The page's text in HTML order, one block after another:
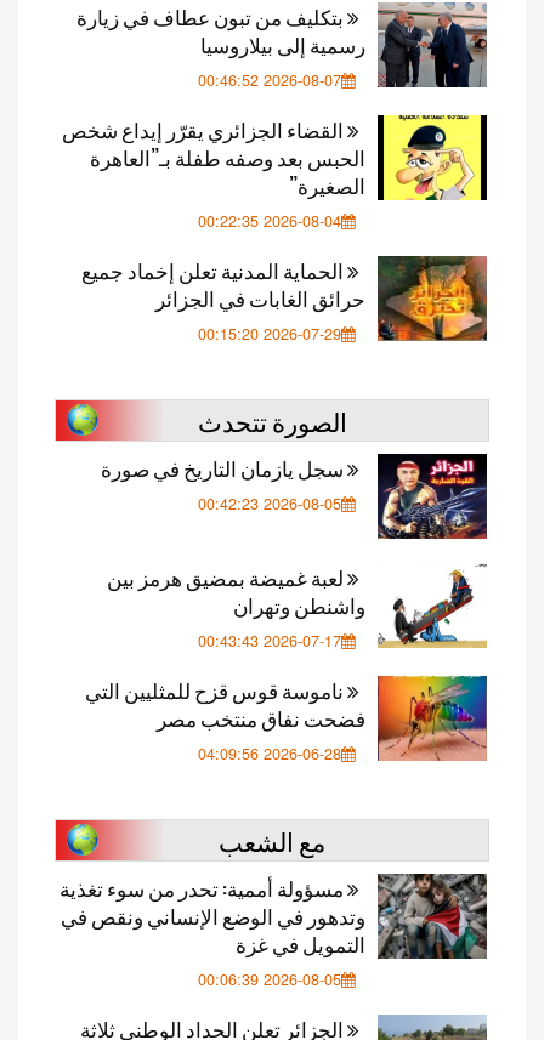
بتكليف من تبون عطاف في زيارة
رسمية إلى بيلاروسيا
2026-08-07 00:46:52
القضاء الجزائري يقرّر إيداع شخص
الحبس بعد وصفه طفلة بـ”العاهرة
الصغيرة”
2026-08-04 00:22:35
الحماية المدنية تعلن إخماد جميع
حرائق الغابات في الجزائر
2026-07-29 00:15:20
الصورة تتحدث
سجل يازمان التاريخ في صورة
2026-08-05 00:42:23
لعبة غميضة بمضيق هرمز بين
واشنطن وتهران
2026-07-17 00:43:43
ناموسة قوس قزح للمثليين التي
فضحت نفاق منتخب مصر
2026-06-28 04:09:56
مع الشعب
مسؤولة أممية: تحدر من سوء تغذية
وتدهور في الوضع الإنساني ونقص في
التمويل في غزة
2026-08-05 00:06:39
الجزائر تعلن الحداد الوطني ثلاثة